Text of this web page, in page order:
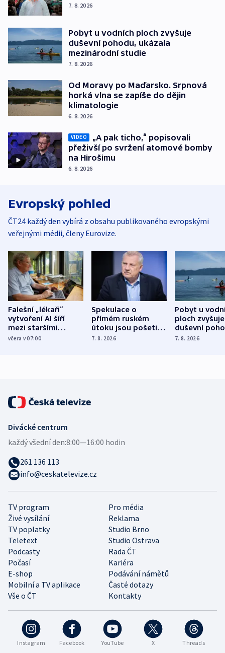
7. 8. 2026
Pobyt u vodních ploch zvyšuje
duševní pohodu, ukázala
mezinárodní studie
7. 8. 2026
Od Moravy po Maďarsko. Srpnová
horká vlna se zapíše do dějin
klimatologie
6. 8. 2026
VIDEO
„A pak ticho,“ popisovali
přeživší po svržení atomové bomby
na Hirošimu
6. 8. 2026
Evropský pohled
ČT24 každý den vybírá z obsahu publikovaného evropskými
veřejnými médii, členy Eurovize.
Falešní „lékaři“
vytvoření AI šíří
mezi staršími
Poláky nebezpečné
včera v 07:00
Spekulace o
přímém ruském
útoku jsou pošetilé,
míní estonský
7. 8. 2026
Pobyt u
ploch zvyšuje
duševní
ukázala
7. 8. 2026
Instagram Facebook YouTube X Threads
TV program
Pro média
Živé vysílání
Reklama
TV poplatky
Studio Brno
Teletext
Studio Ostrava
Podcasty
Rada ČT
Počasí
Kariéra
E-shop
Podávání námětů
Mobilní a TV aplikace
Časté dotazy
Vše o ČT
Kontakty
Divácké centrum
každý všední den:8:00—16:00 hodin
261 136 113
info@ceskatelevize.cz